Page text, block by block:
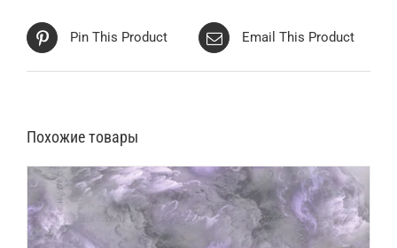
Pin This Product Email This Product
Похожие товары